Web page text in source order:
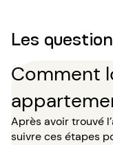
Les
Comment
Après avoir trouvé
suivre ces étapes